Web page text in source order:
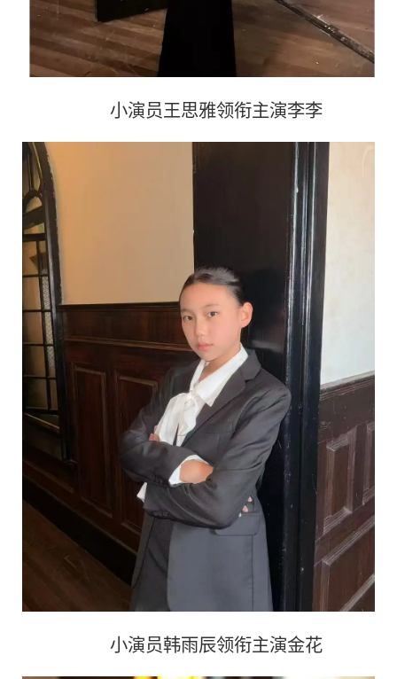
小演员王思雅领衔主演李李
小演员韩雨辰领衔主演金花